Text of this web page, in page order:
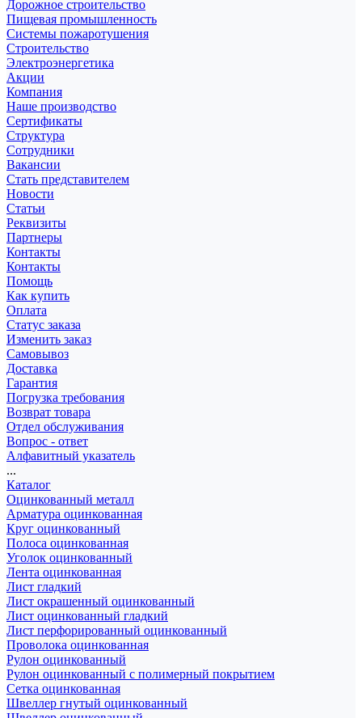
Дорожное строительство
Пищевая промышленность
Системы пожаротушения
Строительство
Электроэнергетика
Акции
Компания
Наше производство
Сертификаты
Структура
Сотрудники
Вакансии
Стать представителем
Новости
Статьи
Реквизиты
Партнеры
Контакты
Контакты
Помощь
Как купить
Оплата
Статус заказа
Изменить заказ
Самовывоз
Доставка
Гарантия
Погрузка требования
Возврат товара
Отдел обслуживания
Вопрос - ответ
Алфавитный указатель
...
Каталог
Оцинкованный металл
Арматура оцинкованная
Круг оцинкованный
Полоса оцинкованная
Уголок оцинкованный
Лента оцинкованная
Лист гладкий
Лист окрашенный оцинкованный
Лист оцинкованный гладкий
Лист перфорированный оцинкованный
Проволока оцинкованная
Рулон оцинкованный
Рулон оцинкованный с полимерный покрытием
Сетка оцинкованная
Швеллер гнутый оцинкованный